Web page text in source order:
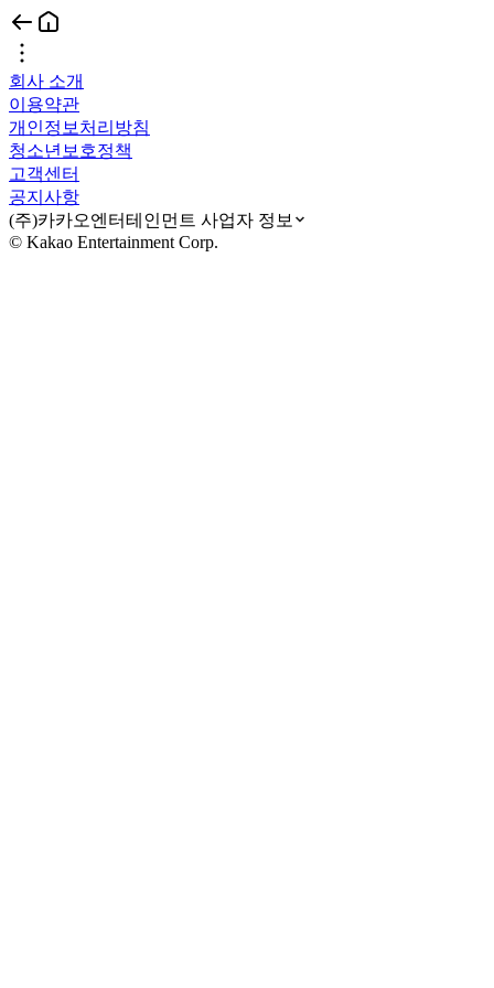
회사 소개
이용약관
개인정보처리방침
청소년보호정책
고객센터
공지사항
(주)카카오엔터테인먼트 사업자 정보
© Kakao Entertainment Corp.